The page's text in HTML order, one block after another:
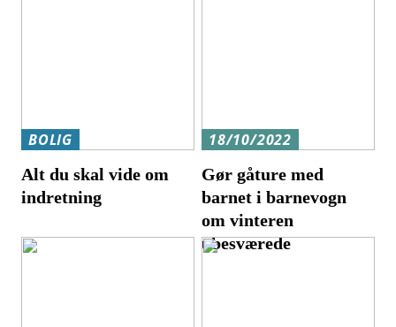
BOLIG
Alt du skal vide om
indretning
18/10/2022
Gør gåture med
barnet i barnevogn
om vinteren
ubesværede